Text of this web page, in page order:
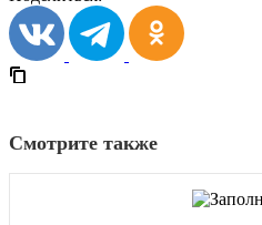
Смотрите также